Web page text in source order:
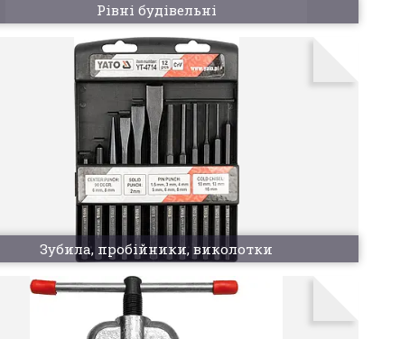
Рівні будівельні
Зубила, пробійники, виколотки